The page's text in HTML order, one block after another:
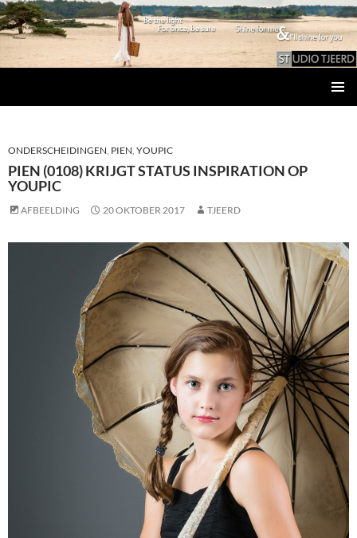
INHOUD
ONDERSCHEIDINGEN, PIEN, YOUPIC
PIEN (0108) KRIJGT STATUS INSPIRATION OP
YOUPIC
AFBEELDING 20 OKTOBER 2017 TJEERD